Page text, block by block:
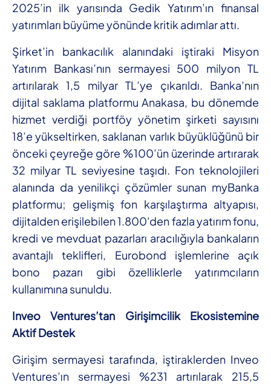
2025’in ilk yarısında Gedik Yatırım’ın finansal
yatırımları büyüme yönünde kritik adımlar attı.
Şirket’in bankacılık alanındaki iştiraki Misyon
Yatırım Bankası’nın sermayesi 500 milyon TL
artırılarak 1,5 milyar TL’ye çıkarıldı. Banka’nın
dijital saklama platformu Anakasa, bu dönemde
hizmet verdiği portföy yönetim şirketi sayısını
18’e yükseltirken, saklanan varlık büyüklüğünü bir
önceki çeyreğe göre %100’ün üzerinde artırarak
32 milyar TL seviyesine taşıdı. Fon teknolojileri
alanında da yenilikçi çözümler sunan myBanka
platformu; gelişmiş fon karşılaştırma altyapısı,
dijitalden erişilebilen 1.800'den fazla yatırım fonu,
kredi ve mevduat pazarları aracılığıyla bankaların
avantajlı teklifleri, Eurobond işlemlerine açık
bono pazarı gibi özelliklerle yatırımcıların
kullanımına sunuldu.
Inveo Ventures’tan Girişimcilik Ekosistemine
Aktif Destek
Girişim sermayesi tarafında, iştiraklerden Inveo
Ventures’ın sermayesi %231 artırılarak 215,5